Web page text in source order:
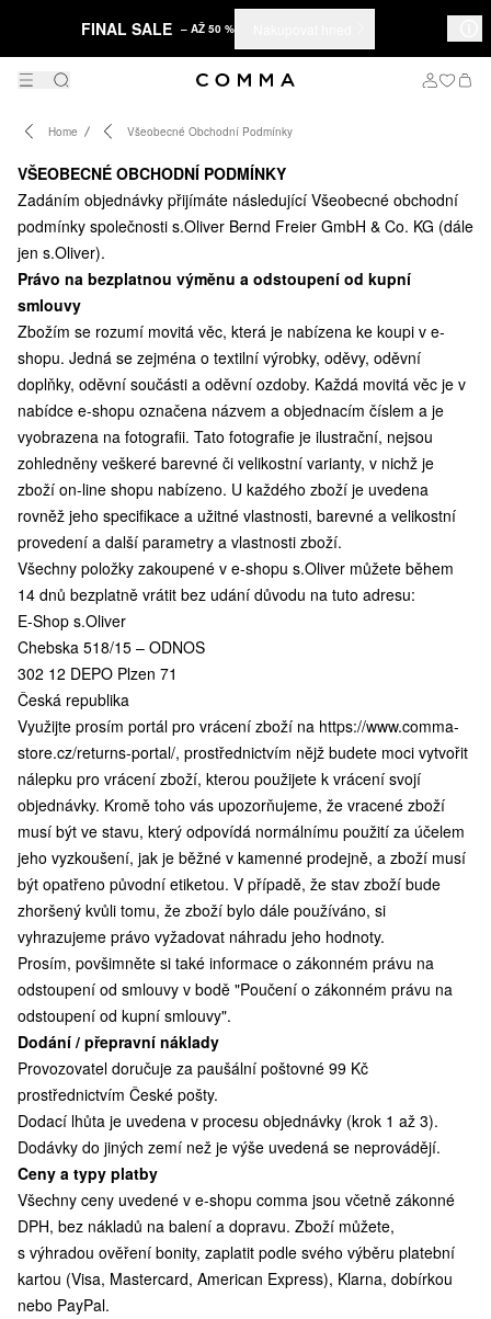
FINAL SALE – AŽ 50 %
Home Všeobecné Obchodní Podmínky
VŠEOBECNÉ OBCHODNÍ PODMÍNKY
Zadáním objednávky přijímáte následující Všeobecné obchodní
podmínky společnosti s.Oliver Bernd Freier GmbH & Co. KG (dále
jen s.Oliver).
Právo na bezplatnou výměnu a odstoupení od kupní
smlouvy
Zbožím se rozumí movitá věc, která je nabízena ke koupi v e-
shopu. Jedná se zejména o textilní výrobky, oděvy, oděvní
doplňky, oděvní součásti a oděvní ozdoby. Každá movitá věc je v
nabídce e-shopu označena názvem a objednacím číslem a je
vyobrazena na fotografii. Tato fotografie je ilustrační, nejsou
zohledněny veškeré barevné či velikostní varianty, v nichž je
zboží on-line shopu nabízeno. U každého zboží je uvedena
rovněž jeho specifikace a užitné vlastnosti, barevné a velikostní
provedení a další parametry a vlastnosti zboží.
Všechny položky zakoupené v e-shopu s.Oliver můžete během
14 dnů bezplatně vrátit bez udání důvodu na tuto adresu:
E-Shop s.Oliver
Chebska 518/15 – ODNOS
302 12 DEPO Plzen 71
Česká republika
Využijte prosím portál pro vrácení zboží na https://www.comma-
store.cz/returns-portal/, prostřednictvím nějž budete moci vytvořit
nálepku pro vrácení zboží, kterou použijete k vrácení svojí
objednávky. Kromě toho vás upozorňujeme, že vracené zboží
musí být ve stavu, který odpovídá normálnímu použití za účelem
jeho vyzkoušení, jak je běžné v kamenné prodejně, a zboží musí
být opatřeno původní etiketou. V případě, že stav zboží bude
zhoršený kvůli tomu, že zboží bylo dále používáno, si
vyhrazujeme právo vyžadovat náhradu jeho hodnoty.
Prosím, povšimněte si také informace o zákonném právu na
odstoupení od smlouvy v bodě "Poučení o zákonném právu na
odstoupení od kupní smlouvy".
Dodání / přepravní náklady
Provozovatel doručuje za paušální poštovné 99 Kč
prostřednictvím České pošty.
Dodací lhůta je uvedena v procesu objednávky (krok 1 až 3).
Dodávky do jiných zemí než je výše uvedená se neprovádějí.
Ceny a typy platby
Všechny ceny uvedené v e-shopu comma jsou včetně zákonné
DPH, bez nákladů na balení a dopravu. Zboží můžete,
s výhradou ověření bonity, zaplatit podle svého výběru platební
kartou (Visa, Mastercard, American Express), Klarna, dobírkou
nebo PayPal.